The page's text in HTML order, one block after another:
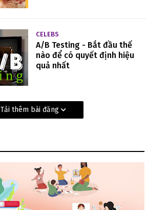
CELEBS
A/B Testing - Bắt đầu thế
nào để có quyết định hiệu
quả nhất
Tải thêm bài đăng